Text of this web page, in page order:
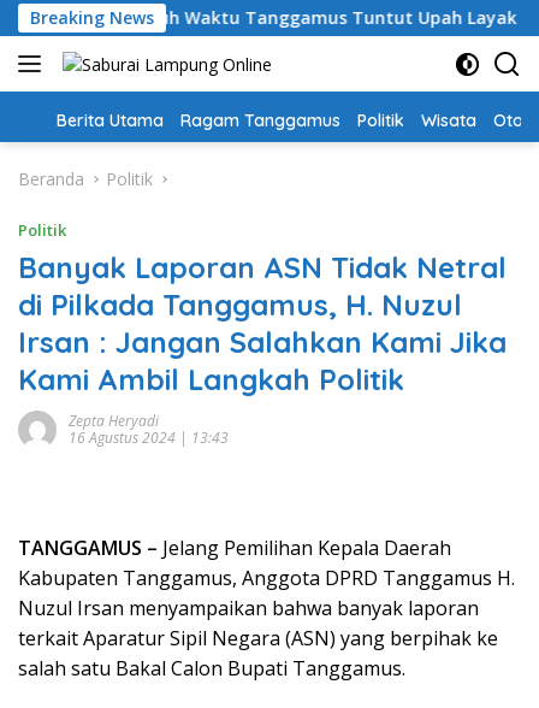
Langsung
ke
konten
Breaking News
Guru PPPK Paruh Waktu Tanggamus Tuntut Upah Layak
Home
Berita Utama Ragam Tanggamus Politik Wisata Oto
Beranda Politik
Politik
Banyak Laporan ASN Tidak Netral
di Pilkada Tanggamus, H. Nuzul
Irsan : Jangan Salahkan Kami Jika
Kami Ambil Langkah Politik
Zepta Heryadi
16 Agustus 2024 | 13:43
TANGGAMUS – Jelang Pemilihan Kepala Daerah
Kabupaten Tanggamus, Anggota DPRD Tanggamus H.
Nuzul Irsan menyampaikan bahwa banyak laporan
terkait Aparatur Sipil Negara (ASN) yang berpihak ke
salah satu Bakal Calon Bupati Tanggamus.